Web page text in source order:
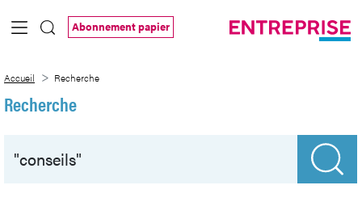
Saut au contenu principal
Abonnement papier
Accueil Recherche
Recherche